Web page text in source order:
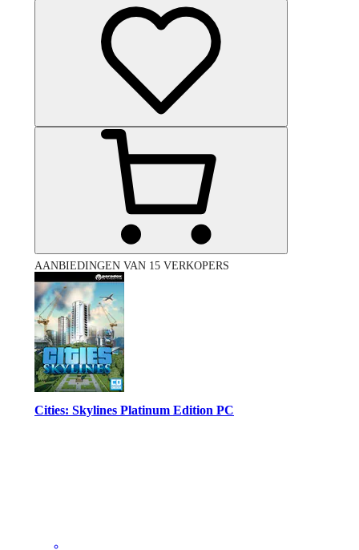
AANBIEDINGEN VAN 15 VERKOPERS
Cities: Skylines Platinum Edition PC